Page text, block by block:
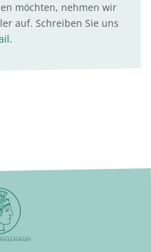
möchten, nehmen wir
auf. Schreiben Sie uns
.